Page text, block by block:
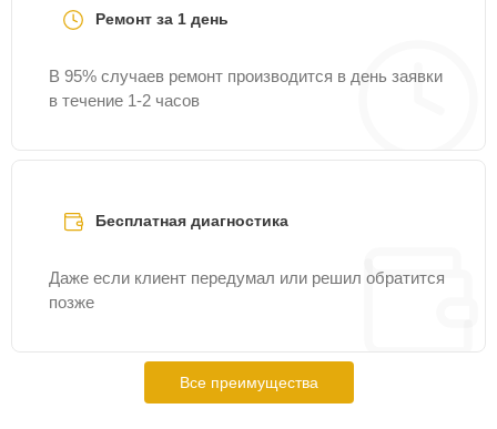
Ремонт за 1 день
В 95% случаев ремонт производится в день заявки
в течение 1-2 часов
Бесплатная диагностика
Даже если клиент передумал или решил обратится
позже
Все преимущества